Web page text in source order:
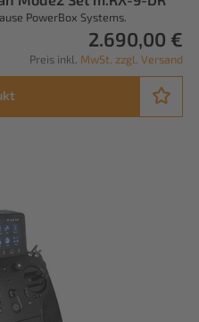
PowerBox Systems.
2.690,00 €
Preis inkl. MwSt. zzgl. Versand